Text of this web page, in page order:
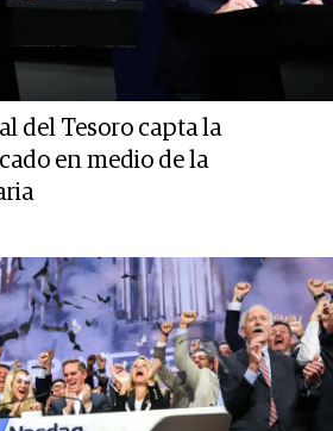
del Tesoro capta la
en medio de la